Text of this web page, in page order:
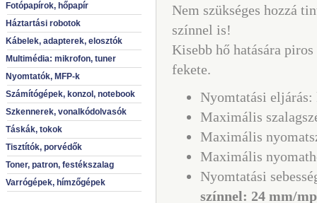
Fotópapírok, hőpapír
Háztartási robotok
Kábelek, adapterek, elosztók
Multimédia: mikrofon, tuner
Nyomtatók, MFP-k
Számítógépek, konzol, notebook
Szkennerek, vonalkódolvasók
Táskák, tokok
Tisztítók, porvédők
Toner, patron, festékszalag
Varrógépek, hímzőgépek
Nem szükséges hozzá
színnel is!
Kisebb hő hatására
fekete.
Nyomtatási
Maximális
Maximális
Maximális
Nyomtatási
színnel: 24 mm/mp